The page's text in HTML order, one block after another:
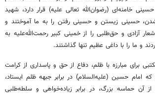
خامنه‌ای (رضوان‌الله تعالی علیه) ‌قرار دارد، شهید
حسینی زیستن و حسینی رفتن را به ما آموختند و
آزادی و حق‌طلبی را از خمینی کبیر رحمت‌الله‌علیه به
و ما را با داغی عظیم تنها گذاشتند.
برای مبارزه با ظلم، دفاع از حق و پاسداری از کرامت
امام حسین (علیه‌السلام) در برابر جبهه ظلم ایستاد،
از آن حماسه بزرگ، در برابر زیاده‌خواهی و سلطه‌طلبی